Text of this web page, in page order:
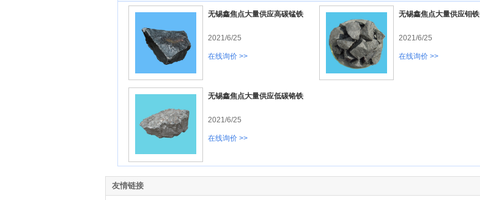
无锡鑫焦点大量供应高碳锰铁
2021/6/25
在线询价 >>
无锡鑫焦点大量供应钼铁
2021/6/25
在线询价 >>
无锡鑫焦点大量供应低碳铬铁
2021/6/25
在线询价 >>
友情链接